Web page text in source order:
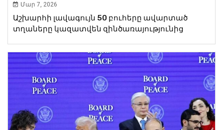
Մար 7, 2026
Աշխարհի լավագույն 50 բուհերը ավարտած
տղաները կազատվեն զինծառայությունից